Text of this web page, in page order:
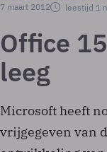
7 maart 2012
leestijd 1
Office
leeg
Microsoft heeft
vrijgegeven van